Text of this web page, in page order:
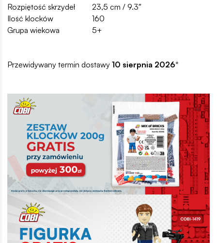
Rozpiętość skrzydeł
23,5 cm / 9.3″
Ilość klocków
160
Grupa wiekowa
5+
Przewidywany termin dostawy 10 sierpnia 2026*